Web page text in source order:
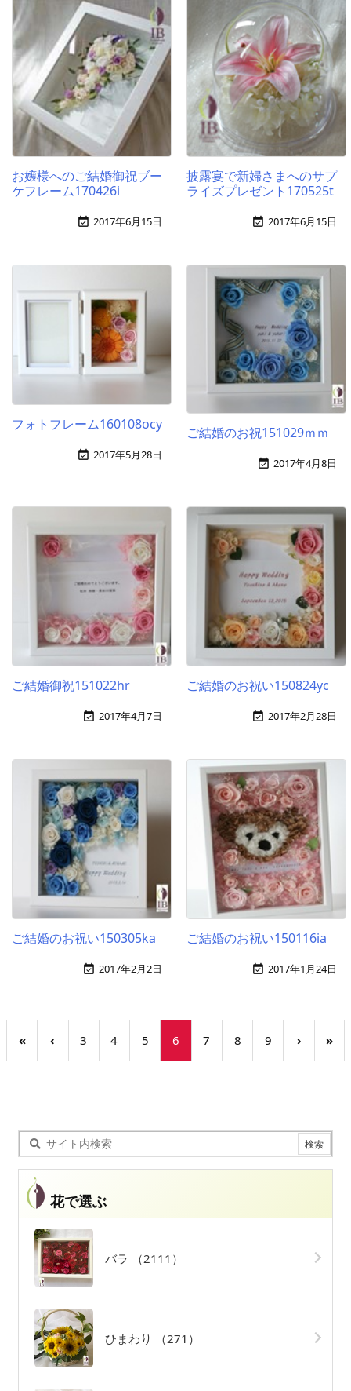
お嬢様へのご結婚御祝ブー
ケフレーム170426i
 2017年6月15日
披露宴で新婦さまへのサプ
ライズプレゼント170525t
 2017年6月15日
フォトフレーム160108ocy
 2017年5月28日
ご結婚のお祝151029ｍｍ
 2017年4月8日
ご結婚御祝151022hr
 2017年4月7日
ご結婚のお祝い150824yc
 2017年2月28日
ご結婚のお祝い150305ka
 2017年2月2日
ご結婚のお祝い150116ia
 2017年1月24日
« ‹ 3 4 5 6 7 8 9 › »
花で選ぶ
バラ （2111）
ひまわり （271）